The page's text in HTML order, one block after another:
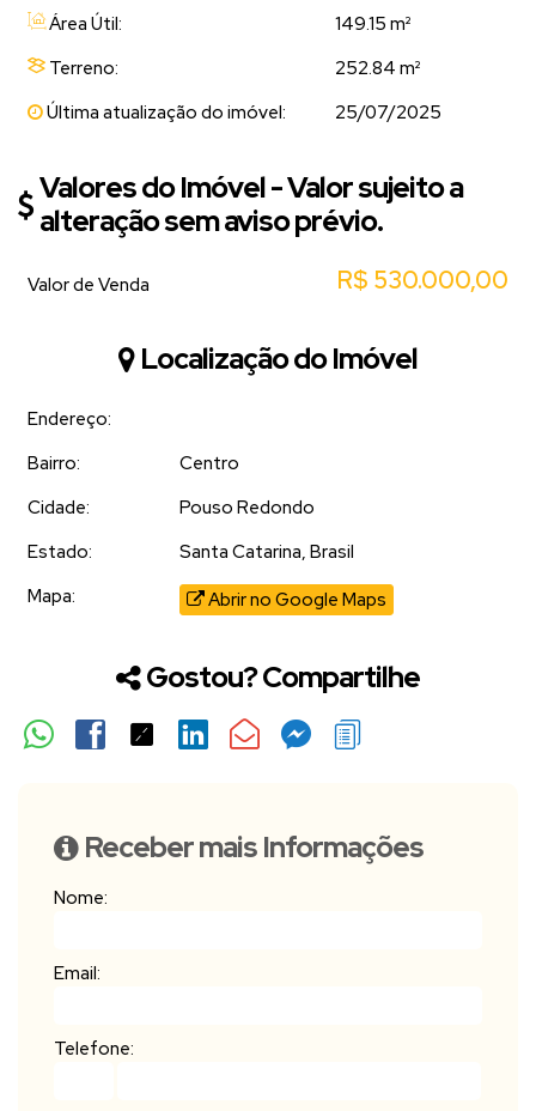
Área Útil:
149.15 m²
Terreno:
252.84 m²
Última atualização do imóvel:
25/07/2025
Valores do Imóvel - Valor sujeito a
alteração sem aviso prévio.
R$ 530.000,00
Valor de Venda
Localização do Imóvel
Endereço:
Bairro:
Centro
Cidade:
Pouso Redondo
Estado:
Santa Catarina, Brasil
Mapa:
Abrir no Google Maps
Gostou? Compartilhe
Receber mais Informações
Nome:
Email:
Telefone: